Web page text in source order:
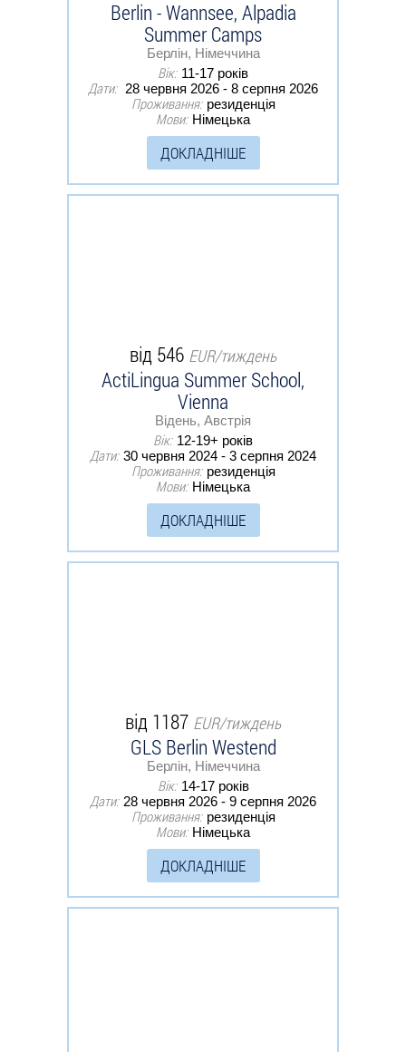
Berlin - Wannsee, Alpadia
Summer Camps
Берлін, Німеччина
Вік: 11-17 років
Дати: 28 червня 2026 - 8 серпня 2026
Проживання: резиденція
Мови: Німецька
ДОКЛАДНІШЕ
від 546 EUR/тиждень
ActiLingua Summer School,
Vienna
Відень, Австрія
Вік: 12-19+ років
Дати: 30 червня 2024 - 3 серпня 2024
Проживання: резиденція
Мови: Німецька
ДОКЛАДНІШЕ
від 1187 EUR/тиждень
GLS Berlin Westend
Берлін, Німеччина
Вік: 14-17 років
Дати: 28 червня 2026 - 9 серпня 2026
Проживання: резиденція
Мови: Німецька
ДОКЛАДНІШЕ